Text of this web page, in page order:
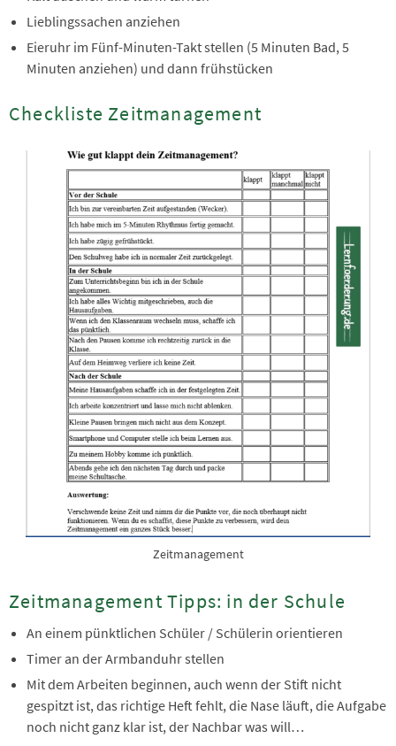
Lieblingssachen anziehen
Eieruhr im Fünf-Minuten-Takt stellen (5 Minuten Bad, 5
Minuten anziehen) und dann frühstücken
Checkliste Zeitmanagement
Zeitmanagement
Zeitmanagement Tipps: in der Schule
An einem pünktlichen Schüler / Schülerin orientieren
Timer an der Armbanduhr stellen
Mit dem Arbeiten beginnen, auch wenn der Stift nicht
gespitzt ist, das richtige Heft fehlt, die Nase läuft, die Aufgabe
noch nicht ganz klar ist, der Nachbar was will…